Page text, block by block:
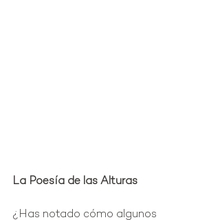
La Poesía de las Alturas
¿Has notado cómo algunos